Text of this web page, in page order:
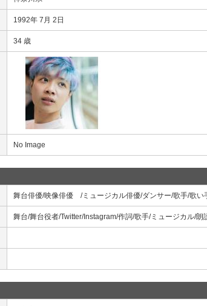
1992年 7月 2日
34 歳
No Image
舞台俳優/映像俳優 /ミュージカル俳優/ダンサー/歌手/歌い
舞台/舞台役者/Twitter/Instagram/作詞/歌手/ミュージカル/朗